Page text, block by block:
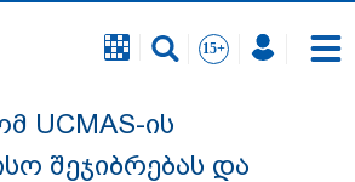
UCMAS-ის
შეჯიბრებას და